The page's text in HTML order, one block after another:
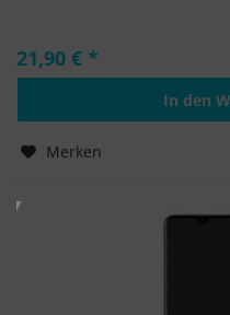
21,90 € *
In den
Merken